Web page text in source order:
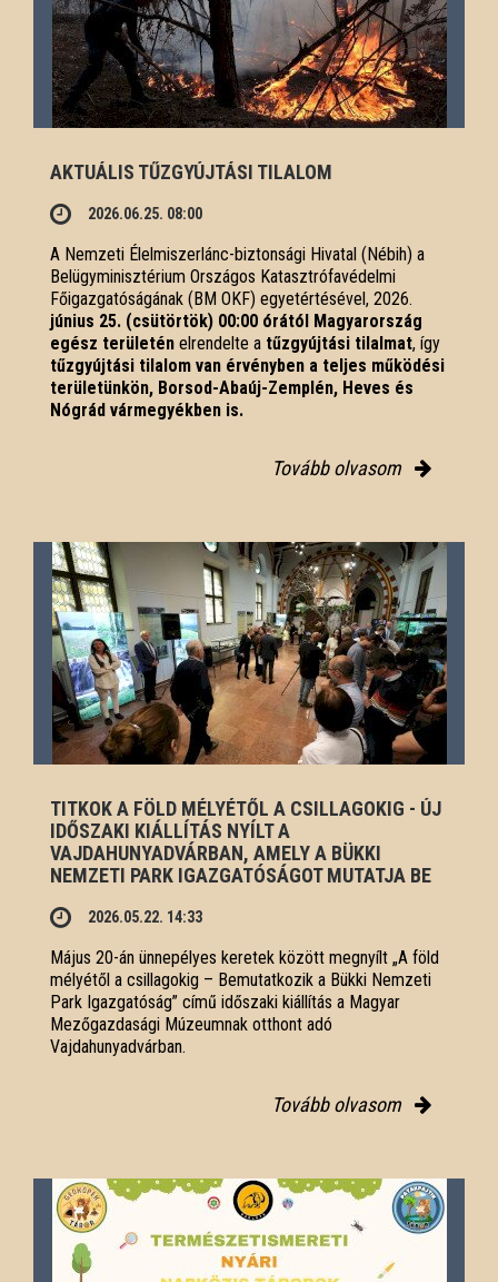
AKTUÁLIS TŰZGYÚJTÁSI TILALOM
2026.06.25. 08:00
A Nemzeti Élelmiszerlánc-biztonsági Hivatal (Nébih) a
Belügyminisztérium Országos Katasztrófavédelmi
Főigazgatóságának (BM OKF) egyetértésével, 2026.
június 25. (csütörtök) 00:00 órától Magyarország
egész területén elrendelte a tűzgyújtási tilalmat, így
tűzgyújtási tilalom van érvényben a teljes működési
területünkön, Borsod-Abaúj-Zemplén, Heves és
Nógrád vármegyékben is.
Tovább olvasom
TITKOK A FÖLD MÉLYÉTŐL A CSILLAGOKIG - ÚJ
IDŐSZAKI KIÁLLÍTÁS NYÍLT A
VAJDAHUNYADVÁRBAN, AMELY A BÜKKI
NEMZETI PARK IGAZGATÓSÁGOT MUTATJA BE
2026.05.22. 14:33
Május 20-án ünnepélyes keretek között megnyílt „A föld
mélyétől a csillagokig – Bemutatkozik a Bükki Nemzeti
Park Igazgatóság” című időszaki kiállítás a Magyar
Mezőgazdasági Múzeumnak otthont adó
Vajdahunyadvárban.
Tovább olvasom